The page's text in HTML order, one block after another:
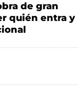
de gran
quién entra y